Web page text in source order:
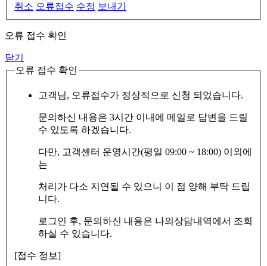
취소 오류접수 수정 보내기
오류 접수 확인
닫기
오류 접수 확인
고객님, 오류접수가 정상적으로 신청 되었습니다.
문의하신 내용은 3시간 이내에 메일로 답변을 드릴
수 있도록 하겠습니다.
다만, 고객센터 운영시간(평일 09:00 ~ 18:00) 이외에
는
처리가 다소 지연될 수 있으니 이 점 양해 부탁 드립
니다.
로그인 후, 문의하신 내용은 나의상담내역에서 조회
하실 수 있습니다.
[접수 정보]